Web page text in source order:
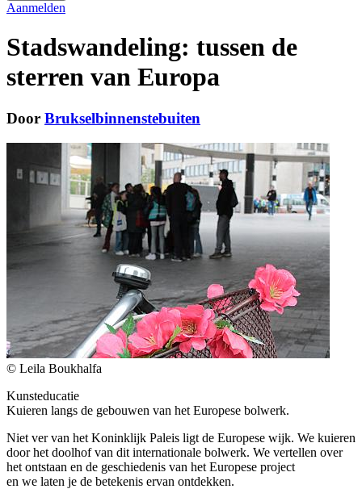
Aanmelden
Stadswandeling: tussen de
sterren van Europa
Door Brukselbinnenstebuiten
© Leila Boukhalfa
Kunsteducatie
Kuieren langs de gebouwen van het Europese bolwerk.
Niet ver van het Koninklijk Paleis ligt de Europese wijk. We kuieren
door het doolhof van dit internationale bolwerk. We vertellen over
het ontstaan en de geschiedenis van het Europese project
en we laten je de betekenis ervan ontdekken.